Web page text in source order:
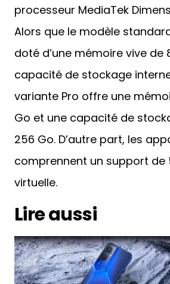
processeur MediaTek
Alors que le modèle
doté d’une mémoire vive de
capacité de stockage
variante Pro offre une
Go et une capacité de
256 Go. D’autre part, les
comprennent un support de
virtuelle.
Lire aussi